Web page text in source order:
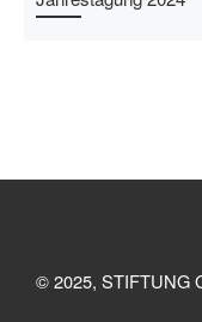
© 2025, STIFTUNG